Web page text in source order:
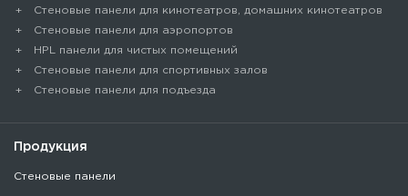
Стеновые панели для кинотеатров, домашних кинотеатров
Стеновые панели для аэропортов
HPL панели для чистых помещений
Стеновые панели для спортивных залов
Стеновые панели для подъезда
Продукция
Стеновые панели